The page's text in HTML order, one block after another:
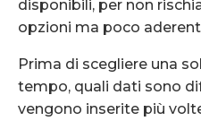
disponibili, per non
opzioni ma poco
Prima di scegliere una
tempo, quali dati sono
vengono inserite più